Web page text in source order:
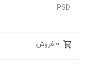
PSD
0 فروش